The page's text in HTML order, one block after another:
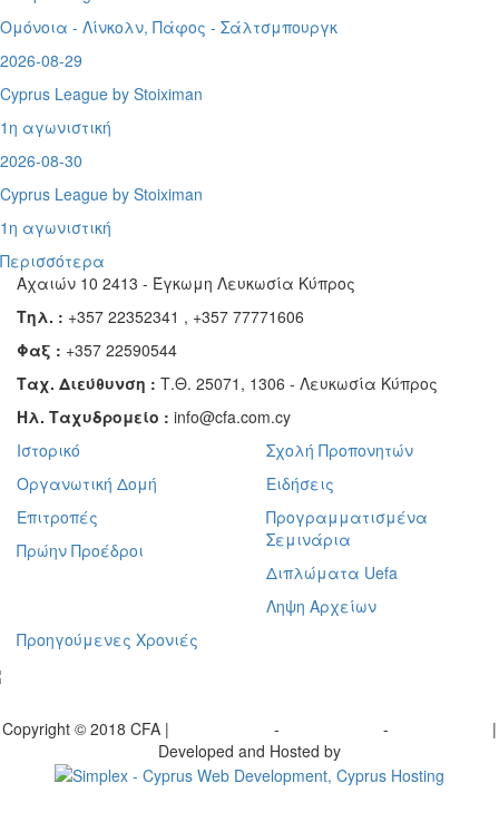
Ομόνοια - Λίνκολν, Πάφος - Σάλτσμπουργκ
2026-08-29
Cyprus League by Stoiximan
1η αγωνιστική
2026-08-30
Cyprus League by Stoiximan
1η αγωνιστική
Περισσότερα
Αχαιών 10 2413 - Έγκωμη Λευκωσία Κύπρος
Τηλ. : +357 22352341 , +357 77771606
Φαξ : +357 22590544
Ταχ. Διεύθυνση : Τ.Θ. 25071, 1306 - Λευκωσία Κύπρος
Ηλ. Ταχυδρομείο : info@cfa.com.cy
Ιστορικό
Οργανωτική Δομή
Επιτροπές
Πρώην Προέδροι
Σχολή Προπονητών
Ειδήσεις
Προγραμματισμένα
Σεμινάρια
Διπλώματα Uefa
Ληψη Αρχείων
Προηγούμενες Χρονιές
Copyright © 2018 CFA | - -
|
Developed and Hosted by